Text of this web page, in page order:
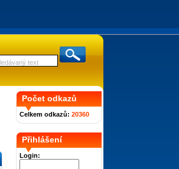
Počet odkazů
Celkem odkazů: 20360
Přihlášení
Login: